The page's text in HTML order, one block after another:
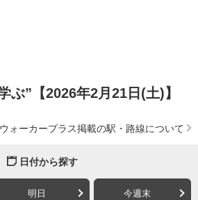
ぶ”【2026年2月21日(土)】
ウォーカープラス掲載の駅・路線について
日付から探す
明日 今週末